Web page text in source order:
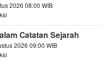
2026 08:00 WIB
Catatan Sejarah
2026 09:00 WIB